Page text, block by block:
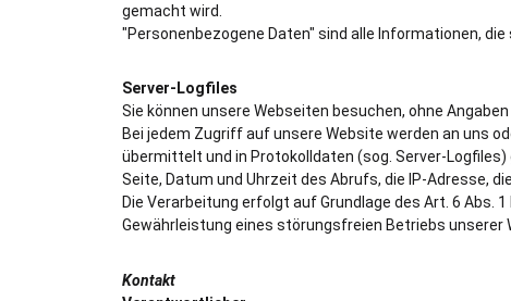
gemacht wird.
"Personenbezogene Daten" sind alle Informationen,
Server-Logfiles
Sie können unsere Webseiten besuchen, ohne
Bei jedem Zugriff auf unsere Website werden an uns
übermittelt und in Protokolldaten (sog. Server-
Seite, Datum und Uhrzeit des Abrufs, die IP-Adresse,
Die Verarbeitung erfolgt auf Grundlage des Art. 6 Abs.
Gewährleistung eines störungsfreien Betriebs
Kontakt